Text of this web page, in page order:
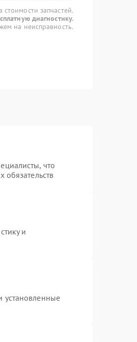
запчастей.
диагностику.
на неисправность.
что
обязательств
и
установленные